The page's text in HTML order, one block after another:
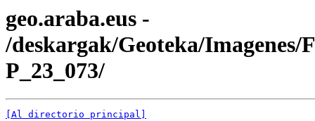
geo.araba.eus -
/deskargak/Geoteka/Imagenes/
P_23_073/
[Al directorio principal]